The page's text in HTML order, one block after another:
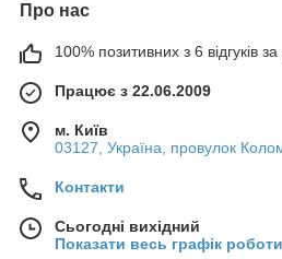
Про нас
100% позитивних з 6 відгуків за
Працює з 22.06.2009
м. Київ
03127, Україна, провулок
Контакти
Сьогодні вихідний
Показати весь графік роботи